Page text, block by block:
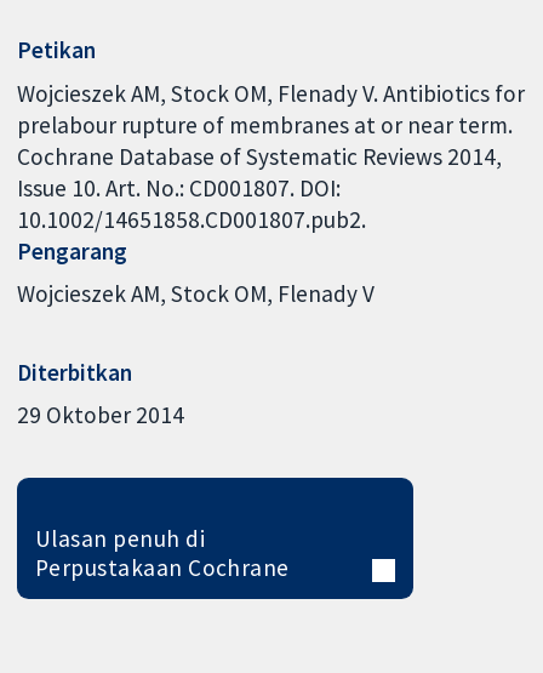
Petikan
Wojcieszek AM, Stock OM, Flenady V. Antibiotics for
prelabour rupture of membranes at or near term.
Cochrane Database of Systematic Reviews 2014,
Issue 10. Art. No.: CD001807. DOI:
10.1002/14651858.CD001807.pub2.
Pengarang
Wojcieszek AM Stock OM Flenady V
Diterbitkan
29 Oktober 2014
Ulasan penuh di
Perpustakaan Cochrane